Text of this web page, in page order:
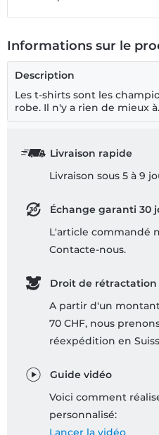
Informations sur le
Description
Les t-shirts sont les
robe. Il n'y a rien de mieux
Livraison rapide
Livraison sous 5 à 9
Échange garanti 30
L'article commandé
Contacte-nous.
Droit de rétractation
A partir d'un
70 CHF, nous
réexpédition en
Guide vidéo
Voici comment
personnalisé:
Lancer la vidéo